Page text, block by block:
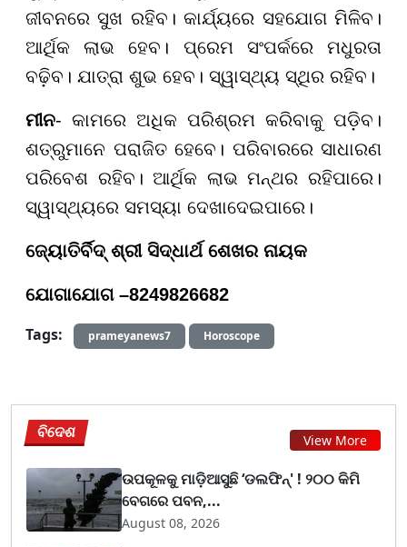
ଜୀବନରେ ସୁଖ ରହିବ। କାର୍ଯ୍ୟରେ ସହଯୋଗ ମିଳିବ।
ଆର୍ଥିକ ଲାଭ ହେବ। ପ୍ରେମ ସଂପର୍କରେ ମଧୁରତା
ବଢ଼ିବ। ଯାତ୍ରା ଶୁଭ ହେବ। ସ୍ୱାସ୍ଥ୍ୟ ସ୍ଥିର ରହିବ।
ମୀନ- କାମରେ ଅଧିକ ପରିଶ୍ରମ କରିବାକୁ ପଡ଼ିବ।
ଶତ୍ରୁମାନେ ପରାଜିତ ହେବେ। ପରିବାରରେ ସାଧାରଣ
ପରିବେଶ ରହିବ। ଆର୍ଥିକ ଲାଭ ମନ୍ଥର ରହିପାରେ।
ସ୍ୱାସ୍ଥ୍ୟରେ ସମସ୍ୟା ଦେଖାଦେଇପାରେ।
ଜ୍ୟୋତିର୍ବିଦ୍ ଶ୍ରୀ ସିଦ୍ଧାର୍ଥ ଶେଖର ନାୟକ
ଯୋଗାଯୋଗ –8249826682
Tags:
prameyanews7 Horoscope
ବିଦେଶ View More
ଉପକୂଳକୁ ମାଡ଼ିଆସୁଛି ‘ଡଲଫିନ୍' ! ୨୦୦ କିମି
ବେଗରେ ପବନ,...
August 08, 2026